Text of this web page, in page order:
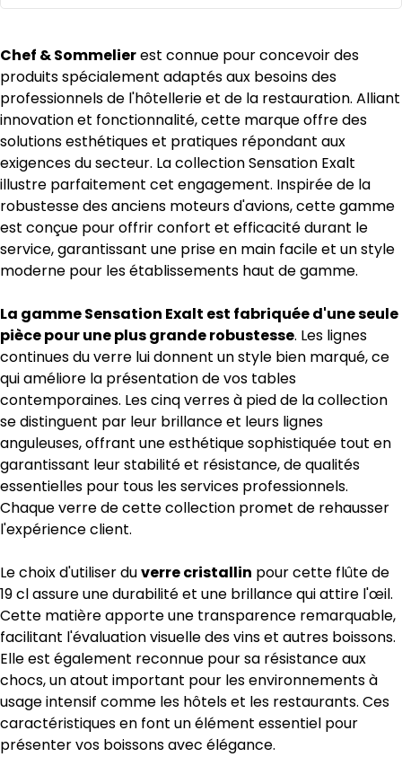
Chef & Sommelierest connue pour concevoir des
produits spécialement adaptés aux besoins des
professionnels de l'hôtellerie et de la restauration. Alliant
innovation et fonctionnalité, cette marque offre des
solutions esthétiques et pratiques répondant aux
exigences du secteur. La collection Sensation Exalt
illustre parfaitement cet engagement. Inspirée de la
robustesse des anciens moteurs d'avions, cette gamme
est conçue pour offrir confort et efficacité durant le
service, garantissant une prise en main facile et un style
moderne pour les établissements haut de gamme.
La gamme Sensation Exalt est fabriquée d'une seule
pièce pour une plus grande robustesse. Les lignes
continues du verre lui donnent un style bien marqué, ce
qui améliore la présentation de vos tables
contemporaines. Les cinq verres à pied de la collection
se distinguent par leur brillance et leurs lignes
anguleuses, offrant une esthétique sophistiquée tout en
garantissant leur stabilité et résistance, de qualités
essentielles pour tous les services professionnels.
Chaque verre de cette collection promet de rehausser
l'expérience client.
Le choix d'utiliser duverre cristallin pour cette flûte de
19 cl assure une durabilité et une brillance qui attire l'œil.
Cette matière apporte une transparence remarquable,
facilitant l'évaluation visuelle des vins et autres boissons.
Elle est également reconnue pour sa résistance aux
chocs, un atout important pour les environnements à
usage intensif comme les hôtels et les restaurants. Ces
caractéristiques en font un élément essentiel pour
présenter vos boissons avec élégance.